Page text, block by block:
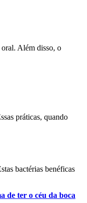
oral. Além disso, o
práticas, quando
bactérias benéficas
de ter o céu da boca